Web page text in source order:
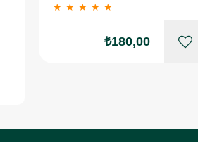
★ ★ ★ ★ ★
₺180,00